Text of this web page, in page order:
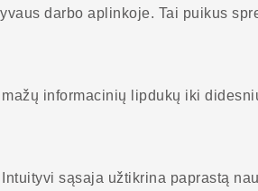
darbo aplinkoje. Tai puikus
informacinių lipdukų iki
sąsaja užtikrina paprastą